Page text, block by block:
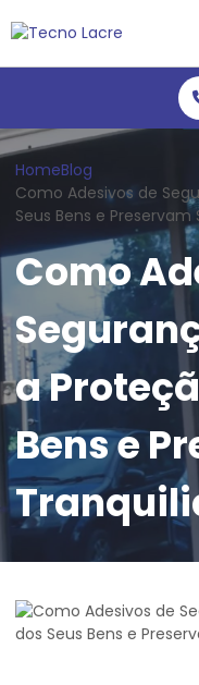
HomeBlog
Como Adesivos de
Seus Bens e
Como
a
Bens e